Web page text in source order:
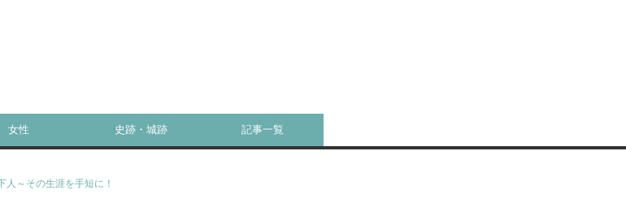
女性 史跡・城跡 記事一覧
～その生涯を手短に！